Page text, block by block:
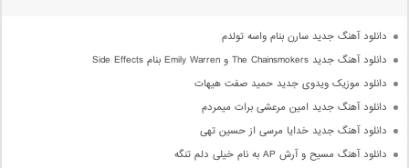
دانلود آهنگ جدید سارن بنام واسه تولدم
دانلود آهنگ جدید The Chainsmokers و Emily Warren بنام Side Effects
دانلود موزیک ویدوی جدید حمید صفت هیهات
دانلود آهنگ جدید امین مرعشی برات میمردم
دانلود آهنگ جدید خدایا مرسی از حسین تهی
دانلود آهنگ مسیح و آرش AP به نام خیلی دلم تنگه